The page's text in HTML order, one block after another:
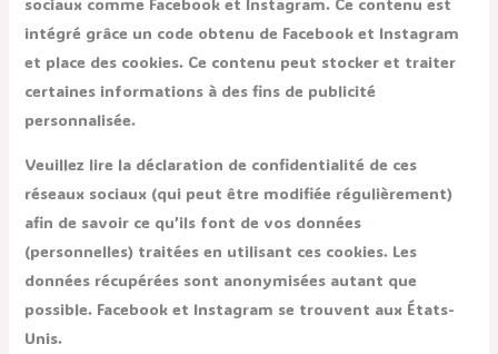
sociaux comme Facebook et Instagram. Ce contenu est
intégré grâce un code obtenu de Facebook et Instagram
et place des cookies. Ce contenu peut stocker et traiter
certaines informations à des fins de publicité
personnalisée.
Veuillez lire la déclaration de confidentialité de ces
réseaux sociaux (qui peut être modifiée régulièrement)
afin de savoir ce qu’ils font de vos données
(personnelles) traitées en utilisant ces cookies. Les
données récupérées sont anonymisées autant que
possible. Facebook et Instagram se trouvent aux États-
Unis.